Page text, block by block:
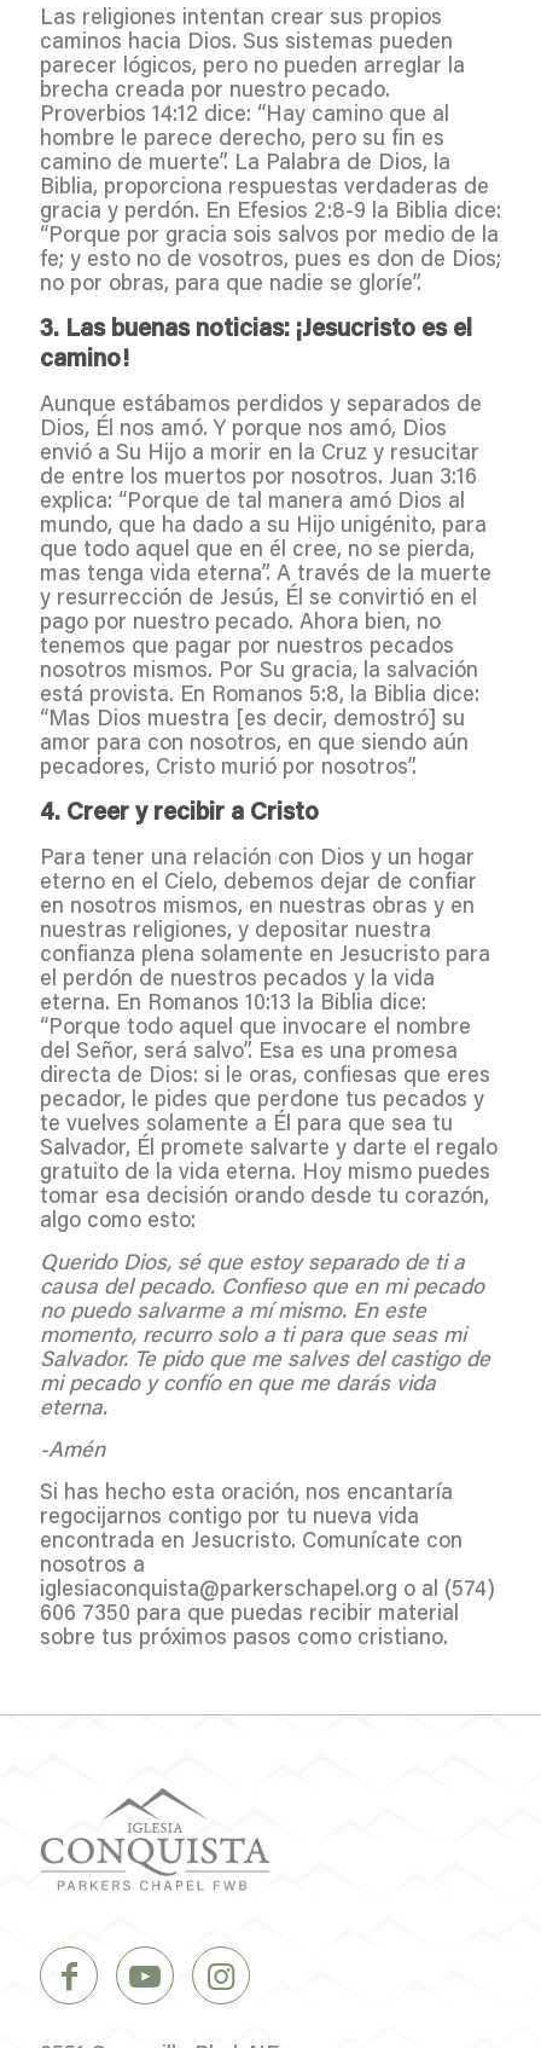
Las religiones intentan crear sus propios
caminos hacia Dios. Sus sistemas pueden
parecer lógicos, pero no pueden arreglar la
brecha creada por nuestro pecado.
Proverbios 14:12 dice: “Hay camino que al
hombre le parece derecho, pero su fin es
camino de muerte”. La Palabra de Dios, la
Biblia, proporciona respuestas verdaderas de
gracia y perdón. En Efesios 2:8-9 la Biblia dice:
“Porque por gracia sois salvos por medio de la
fe; y esto no de vosotros, pues es don de Dios;
no por obras, para que nadie se gloríe”.
3. Las buenas noticias: ¡Jesucristo es el
camino!
Aunque estábamos perdidos y separados de
Dios, Él nos amó. Y porque nos amó, Dios
envió a Su Hijo a morir en la Cruz y resucitar
de entre los muertos por nosotros. Juan 3:16
explica: “Porque de tal manera amó Dios al
mundo, que ha dado a su Hijo unigénito, para
que todo aquel que en él cree, no se pierda,
mas tenga vida eterna”. A través de la muerte
y resurrección de Jesús, Él se convirtió en el
pago por nuestro pecado. Ahora bien, no
tenemos que pagar por nuestros pecados
nosotros mismos. Por Su gracia, la salvación
está provista. En Romanos 5:8, la Biblia dice:
“Mas Dios muestra [es decir, demostró] su
amor para con nosotros, en que siendo aún
pecadores, Cristo murió por nosotros”.
4. Creer y recibir a Cristo
Para tener una relación con Dios y un hogar
eterno en el Cielo, debemos dejar de confiar
en nosotros mismos, en nuestras obras y en
nuestras religiones, y depositar nuestra
confianza plena solamente en Jesucristo para
el perdón de nuestros pecados y la vida
eterna. En Romanos 10:13 la Biblia dice:
“Porque todo aquel que invocare el nombre
del Señor, será salvo”. Esa es una promesa
directa de Dios: si le oras, confiesas que eres
pecador, le pides que perdone tus pecados y
te vuelves solamente a Él para que sea tu
Salvador, Él promete salvarte y darte el regalo
gratuito de la vida eterna. Hoy mismo puedes
tomar esa decisión orando desde tu corazón,
algo como esto:
Querido Dios, sé que estoy separado de ti a
causa del pecado. Confieso que en mi pecado
no puedo salvarme a mí mismo. En este
momento, recurro solo a ti para que seas mi
Salvador. Te pido que me salves del castigo de
mi pecado y confío en que me darás vida
eterna.
-Amén
Si has hecho esta oración, nos encantaría
regocijarnos contigo por tu nueva vida
encontrada en Jesucristo. Comunícate con
nosotros a
iglesiaconquista@parkerschapel.org o al (574)
606 7350 para que puedas recibir material
sobre tus próximos pasos como cristiano.